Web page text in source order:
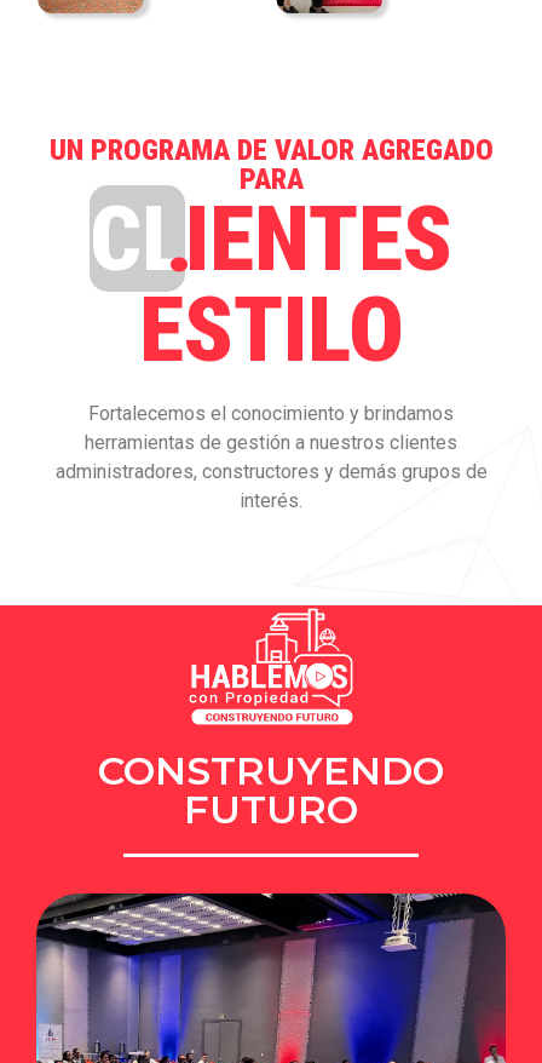
UN PROGRAMA DE VALOR AGREGADO
PARA
CLIENTES
ESTILO
Fortalecemos el conocimiento y brindamos
herramientas de gestión a nuestros clientes
administradores, constructores y demás grupos de
interés.
CONSTRUYENDO
FUTURO